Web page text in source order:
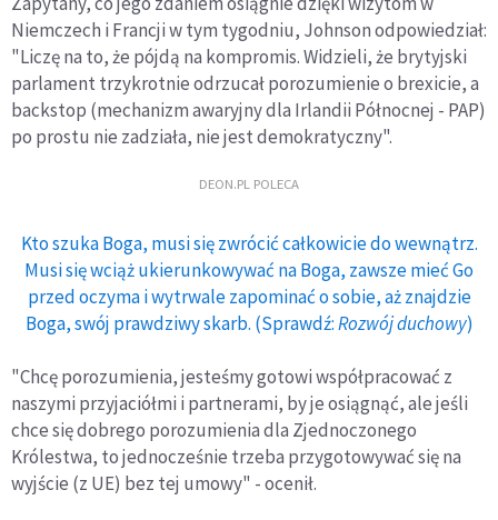
Niemczech i Francji w tym tygodniu, Johnson odpowiedział:
"Liczę na to, że pójdą na kompromis. Widzieli, że brytyjski
parlament trzykrotnie odrzucał porozumienie o brexicie, a
backstop (mechanizm awaryjny dla Irlandii Północnej - PAP)
po prostu nie zadziała, nie jest demokratyczny".
DEON.PL POLECA
Kto szuka Boga, musi się zwrócić całkowicie do wewnątrz.
Musi się wciąż ukierunkowywać na Boga, zawsze mieć Go
przed oczyma i wytrwale zapominać o sobie, aż znajdzie
Boga, swój prawdziwy skarb. (Sprawdź:Rozwój duchowy)
"Chcę porozumienia, jesteśmy gotowi współpracować z
naszymi przyjaciółmi i partnerami, by je osiągnąć, ale jeśli
chce się dobrego porozumienia dla Zjednoczonego
Królestwa, to jednocześnie trzeba przygotowywać się na
wyjście (z UE) bez tej umowy" - ocenił.